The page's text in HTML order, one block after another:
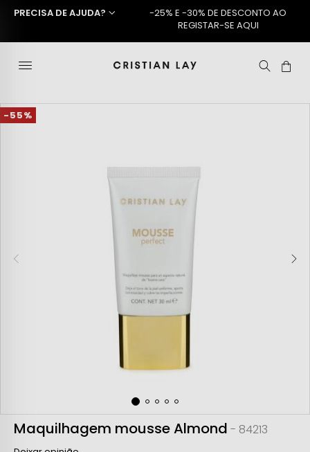
PRECISA DE AJUDA?
-25% E -30% DE DESCONTO AO
REGISTAR-SE AQUI
-55%
Maquilhagem mousse Almond - 84213